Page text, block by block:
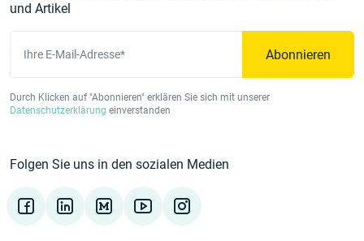
und Artikel
Ihre E-Mail-Adresse* Abonnieren
Durch Klicken auf "Abonnieren" erklären Sie sich mit unserer
Datenschutzerklärung einverstanden
Folgen Sie uns in den sozialen Medien